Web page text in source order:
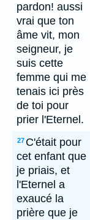
pardon! aussi
vrai que ton
âme vit, mon
seigneur, je
suis cette
femme qui me
tenais ici près
de toi pour
prier l'Eternel.
27 C'était pour
cet enfant que
je priais, et
l'Eternel a
exaucé la
prière que je